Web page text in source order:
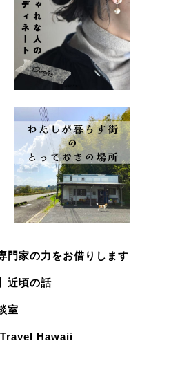
門家の力をお借りします
近頃の話
室
Hawaii